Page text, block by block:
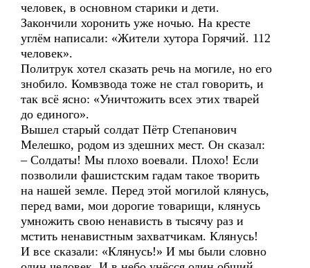
человек, в основном старики и дети.
Закончили хоронить уже ночью. На кресте
углём написали: «Жители хутора Горячий. 112
человек».
Политрук хотел сказать речь на могиле, но его
знобило. Комвзвода тоже не стал говорить, и
так всё ясно: «Уничтожить всех этих тварей
до единого».
Вышел старый солдат Пётр Степанович
Мелешко, родом из здешних мест. Он сказал:
– Солдаты! Мы плохо воевали. Плохо! Если
позволили фашистским гадам такое творить
на нашей земле. Перед этой могилой клянусь,
перед вами, мои дорогие товарищи, клянусь
умножить свою ненависть в тысячу раз и
мстить ненавистным захватчикам. Клянусь!
И все сказали: «Клянусь!» И мы были словно